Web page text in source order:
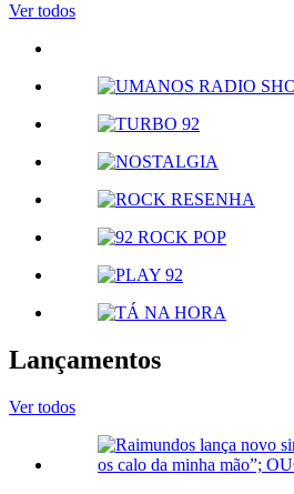
Ver todos
Lançamentos
Ver todos